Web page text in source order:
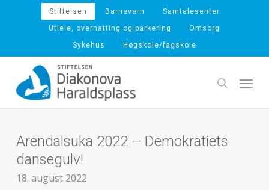
content
Stiftelsen Barnevern
Samtalesenter
Utleie, overnatting og parkering
Omsorg
Sykehus
Høgskole/fagskole
search
Menu
Arendalsuka 2022 – Demokratiets
dansegulv!
18. august 2022